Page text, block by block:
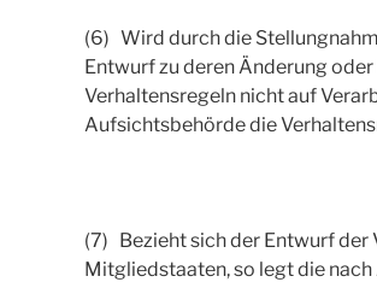
(6) Wird durch die
Entwurf zu deren Änderung
Verhaltensregeln nicht auf
Aufsichtsbehörde die
(7) Bezieht sich der Entwurf
Mitgliedstaaten, so legt die